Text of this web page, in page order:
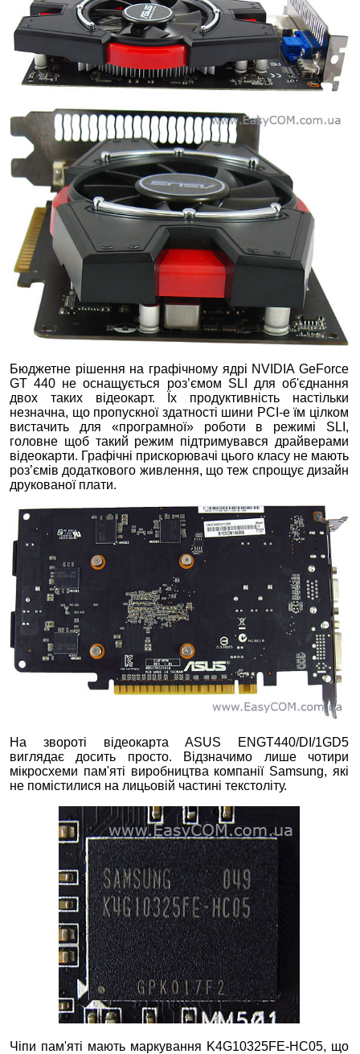
Бюджетне рішення на графічному ядрі NVIDIA GeForce
GT 440 не оснащується роз’ємом SLI для об'єднання
двох таких відеокарт. Їх продуктивність настільки
незначна, що пропускної здатності шини PCI-e їм цілком
вистачить для «програмної» роботи в режимі SLI,
головне щоб такий режим підтримувався драйверами
відеокарти. Графічні прискорювачі цього класу не мають
роз’ємів додаткового живлення, що теж спрощує дизайн
друкованої плати.
На звороті відеокарта ASUS ENGT440/DI/1GD5
виглядає досить просто. Відзначимо лише чотири
мікросхеми пам'яті виробництва компанії Samsung, які
не помістилися на лицьовій частині текстоліту.
Чіпи пам'яті мають маркування K4G10325FE-HC05, що